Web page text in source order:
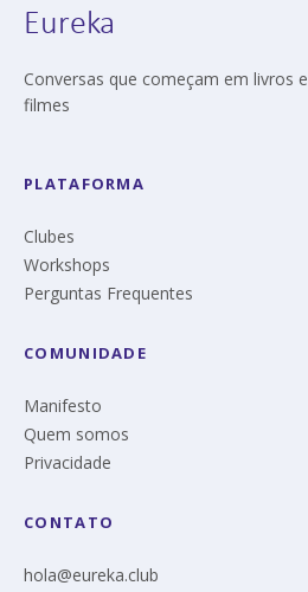
Eureka
Conversas que começam em livros e
filmes
PLATAFORMA
Clubes
Workshops
Perguntas Frequentes
COMUNIDADE
Manifesto
Quem somos
Privacidade
CONTATO
hola@eureka.club